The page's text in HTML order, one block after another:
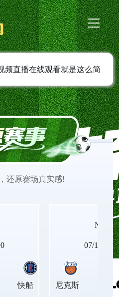
频直播在线观看就是这么简
费直播高清无插件、NBA在线
季后赛直播、NBA常规赛直
赛程、NBA伤病名单。还有
还原赛场真实感!
快船
NBA
07/14
尼克斯